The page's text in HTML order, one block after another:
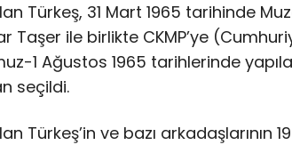
Türkeş, 31 Mart 1965 tarihinde
Taşer ile birlikte CKMP’ye
1 Ağustos 1965 tarihlerinde
seçildi.
Türkeş’in ve bazı arkadaşlarının